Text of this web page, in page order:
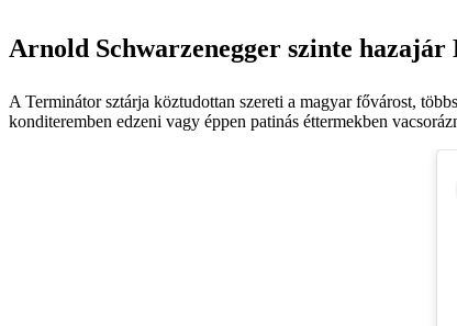
Arnold Schwarzenegger szinte hazajár
A Terminátor sztárja köztudottan szereti a magyar fővárost,
konditeremben edzeni vagy éppen patinás éttermekben